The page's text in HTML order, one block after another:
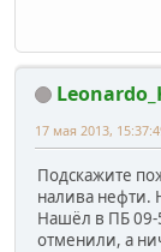
17 мая 2013,
Подскажите
налива нефти.
Нашёл в ПБ 09-
отменили, а